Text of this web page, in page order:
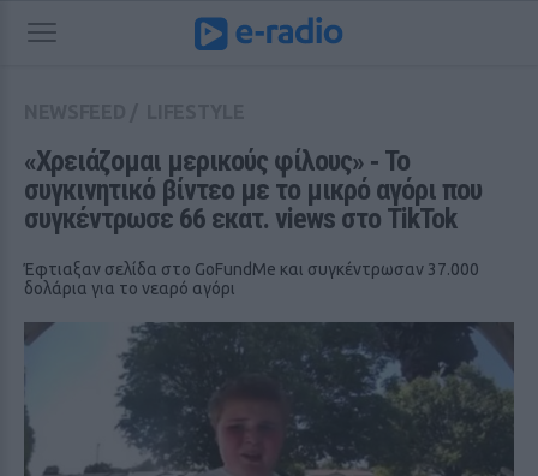
«Χρειάζομαι μερικούς φίλους» ‑ Το
συγκινητικό βίντεο με το μικρό αγόρι που
συγκέντρωσε 66 εκατ. views στο TikTok
Έφτιαξαν σελίδα στο GoFundMe και συγκέντρωσαν 37.000
δολάρια για το νεαρό αγόρι